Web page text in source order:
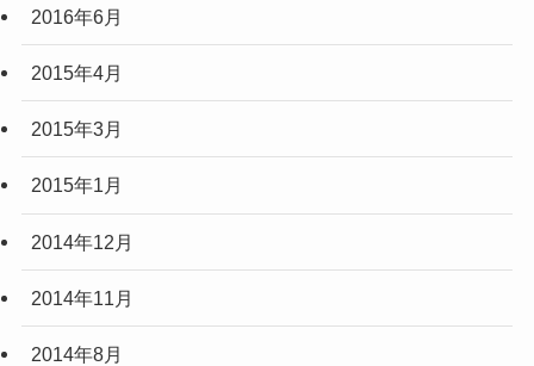
2016年6月
2015年4月
2015年3月
2015年1月
2014年12月
2014年11月
2014年8月